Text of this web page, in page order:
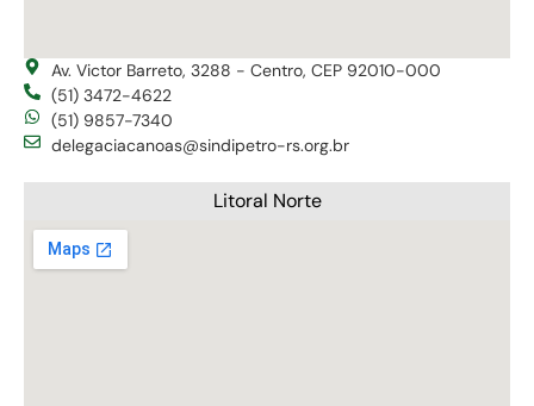
Av. Victor Barreto, 3288 - Centro, CEP 92010-000
(51) 3472-4622
(51) 9857-7340
delegaciacanoas@sindipetro-rs.org.br
Litoral Norte